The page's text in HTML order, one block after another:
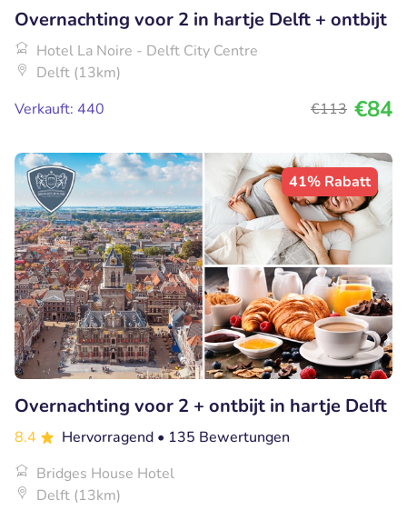
Overnachting voor 2 in hartje Delft + ontbijt
Hotel La Noire - Delft City Centre
Delft (13km)
Verkauft: 440
€113 €84
41% Rabatt
Overnachting voor 2 + ontbijt in hartje Delft
8.4 Hervorragend • 135 Bewertungen
Bridges House Hotel
Delft (13km)